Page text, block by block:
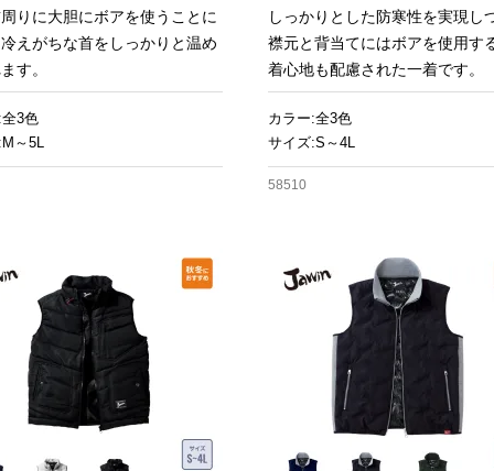
りに大胆にボアを使うことに
えがちな首をしっかりと温め
す。
全3色
～5L
しっかりとした防寒性を実現し
襟元と背当てにはボアを使用す
着心地も配慮された一着です。
カラー:全3色
サイズ:S～4L
58510